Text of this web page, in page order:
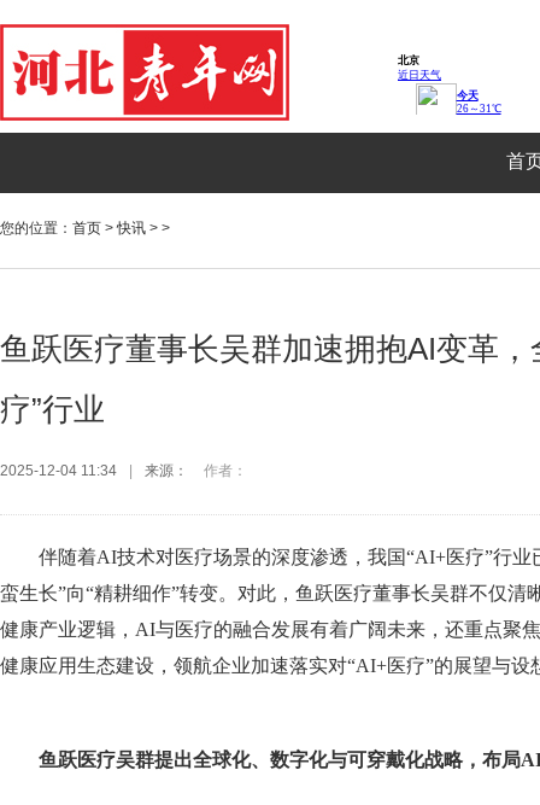
首
您的位置： 首页 >快讯 > >
鱼跃医疗董事长吴群加速拥抱AI变革
疗”行业
2025-12-04 11:34 来源： 作者：
伴随着AI技术对医疗场景的深度渗透，我国“AI+医疗”行业
蛮生长”向“精耕细作”转变。对此，鱼跃医疗董事长吴群不仅清
健康产业逻辑，AI与医疗的融合发展有着广阔未来，还重点聚
健康应用生态建设，领航企业加速落实对“AI+医疗”的展望与设
鱼跃医疗吴群提出全球化、数字化与可穿戴化战略，布局